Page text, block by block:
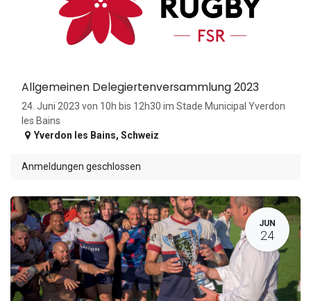
Allgemeinen Delegiertenversammlung 2023
24. Juni 2023 von 10h bis 12h30 im Stade Municipal Yverdon
les Bains
Yverdon les Bains, Schweiz
Anmeldungen geschlossen
L
JUN
24